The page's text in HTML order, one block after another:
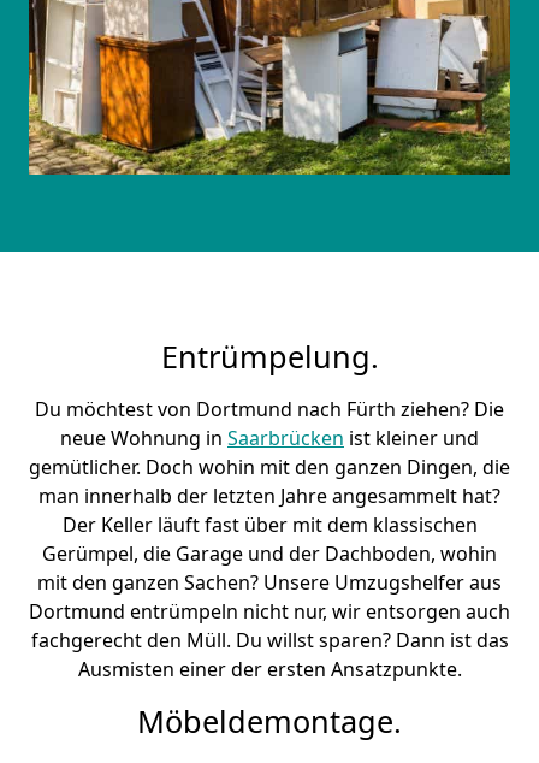
Entrümpelung.
Du möchtest von Dortmund nach Fürth ziehen? Die
neue Wohnung in Saarbrücken ist kleiner und
gemütlicher. Doch wohin mit den ganzen Dingen, die
man innerhalb der letzten Jahre angesammelt hat?
Der Keller läuft fast über mit dem klassischen
Gerümpel, die Garage und der Dachboden, wohin
mit den ganzen Sachen? Unsere Umzugshelfer aus
Dortmund entrümpeln nicht nur, wir entsorgen auch
fachgerecht den Müll. Du willst sparen? Dann ist das
Ausmisten einer der ersten Ansatzpunkte.
Möbeldemontage.